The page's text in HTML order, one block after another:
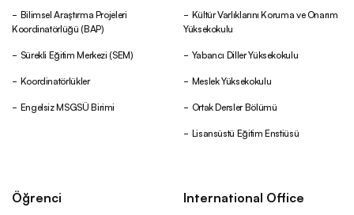
Yönetmelik ve Yönergeler
Kurul ve Komisyonlar
Bilimsel Araştırma Projeleri
Koordinatörlüğü (BAP)
Sürekli Eğitim Merkezi (SEM)
Koordinatörlükler
Engelsiz MSGSÜ Birimi
Kültür Varlıklarını Koruma ve Onarım
Yüksekokulu
Yabancı Diller Yüksekokulu
Meslek Yüksekokulu
Ortak Dersler Bölümü
Lisansüstü Eğitim Enstiüsü
Öğrenci International Office